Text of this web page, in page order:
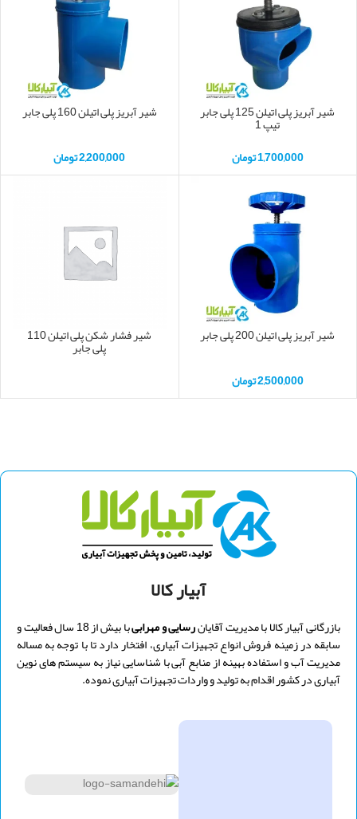
شیر آبریز پلی اتیلن 125 پلی جابر
تیپ 1
1,700,000تومان
شیر آبریز پلی اتیلن 160 پلی جابر
2,200,000تومان
شیر آبریز پلی اتیلن 200 پلی جابر
2,500,000تومان
شیر فشار شکن پلی اتیلن 110
پلی جابر
آبیار کالا
بازرگانی آبیار کالا با مدیریتآقایانرسایی ومهرابی با بیش از 18 سال فعالیت و
سابقه در زمینه فروش انواع تجهیزات آبیاری، افتخار دارد تا با توجه به مساله
مدیریت آب و استفاده بهینه از منابع آبی با شناسایی نیاز به سیستم های نوین
آبیاری در کشور اقدام به تولید و واردات تجهیزات آبیاری نموده.